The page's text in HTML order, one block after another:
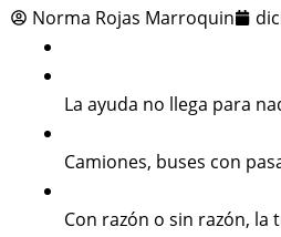
Norma Rojas Marroquin
La ayuda no llega para
Camiones, buses con
Con razón o sin razón,